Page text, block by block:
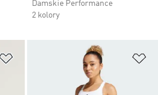
Damskie Performance
2 kolory
Dodaj do listy życzeń